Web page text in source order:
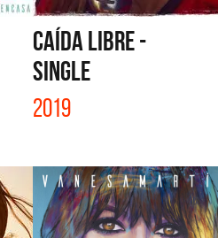
CAÍDA LIBRE -
SINGLE
2019